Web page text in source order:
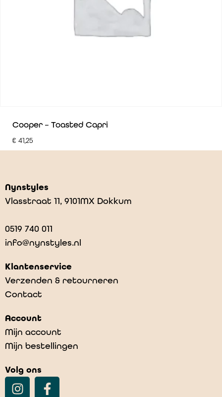
Cooper – Toasted Capri
€ 41,25
Nynstyles
Vlasstraat 11, 9101MX Dokkum
0519 740 011
info@nynstyles.nl
Klantenservice
Verzenden & retourneren
Contact
Account
Mijn account
Mijn bestellingen
Volg ons